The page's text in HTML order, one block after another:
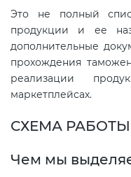
Это не полный
продукции и ее
дополнительные
прохождения
реализации
маркетплейсах.
СХЕМА РАБОТЫ
Чем мы
Сертификация
Сертификация
товаров
004/2011
Декларация ТР ТС
Декларирование
по схеме 5Д (ТР ТС